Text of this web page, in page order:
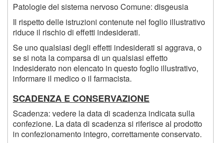
Patologie del sistema nervoso Comune: disgeusia
Il rispetto delle istruzioni contenute nel foglio illustrativo
riduce il rischio di effetti indesiderati.
Se uno qualsiasi degli effetti indesiderati si aggrava, o
se si nota la comparsa di un qualsiasi effetto
indesiderato non elencato in questo foglio illustrativo,
informare il medico o il farmacista.
SCADENZA E CONSERVAZIONE
Scadenza: vedere la data di scadenza indicata sulla
confezione. La data di scadenza si riferisce al prodotto
in confezionamento integro, correttamente conservato.